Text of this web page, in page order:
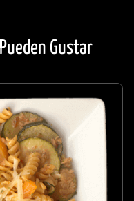
Gustar